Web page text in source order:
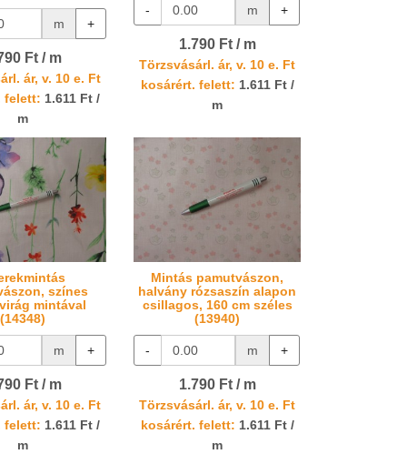
m +
Ft / m
ár, v. 10 e. Ft
felett: 1.611 Ft /
m
- m +
1.790 Ft / m
Törzsvásárl. ár, v. 10 e. Ft
kosárért. felett: 1.611 Ft /
m
színes
mintával
(14348)
m +
Ft / m
ár, v. 10 e. Ft
felett: 1.611 Ft /
m
Mintás pamutvászon,
halvány rózsaszín alapon
csillagos, 160 cm széles
(13940)
- m +
1.790 Ft / m
Törzsvásárl. ár, v. 10 e. Ft
kosárért. felett: 1.611 Ft /
m